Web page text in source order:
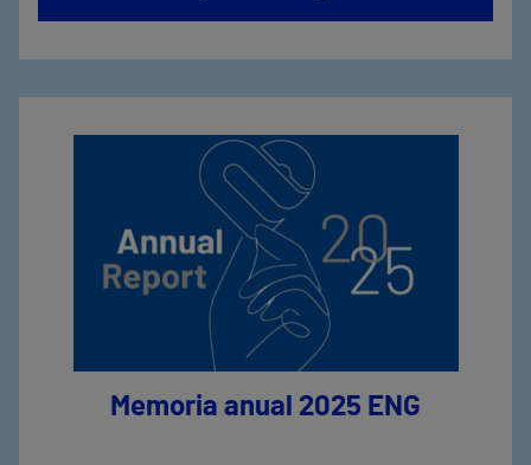
Memoria anual 2025 ENG